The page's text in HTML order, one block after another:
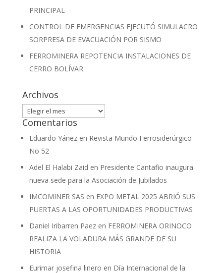
PRINCIPAL
CONTROL DE EMERGENCIAS EJECUTÓ SIMULACRO
SORPRESA DE EVACUACIÓN POR SISMO
FERROMINERA REPOTENCIA INSTALACIONES DE
CERRO BOLÍVAR
Archivos
Archivos
Comentarios
Eduardo Yánezen Revista Mundo Ferrosiderúrgico
No 52
Adel El Halabi Zaid en Presidente Cantafio inaugura
nueva sede para la Asociación de Jubilados
IMCOMINER SAS en EXPO METAL 2025 ABRIÓ SUS
PUERTAS A LAS OPORTUNIDADES PRODUCTIVAS
Daniel Iribarren Paezen FERROMINERA ORINOCO
REALIZA LA VOLADURA MÁS GRANDE DE SU
HISTORIA
Eurimar josefina linero en Día Internacional de la